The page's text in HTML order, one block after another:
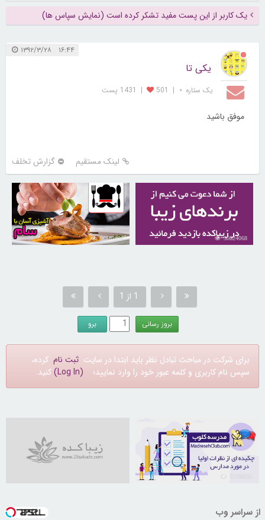
یک کاربر از این پست مفید تشکر کرده است (نمایش سپاس ها)
۱۶:۴۴ ۱۳۹۲/۳/۲۸
یکی تا
یک ستاره ⋆ |
501
| 1431 پست
موفق باشید
لینک مستقیم گزارش تخلف
30824068
30262936
1 از 1
برای شرکت در مباحث تبادل نظر باید ابتدا در سایت ثبت نام کرده،
سپس نام کاربری و کلمه عبور خود را وارد نمایید؛ (Log In) کنید.
از سراسر وب